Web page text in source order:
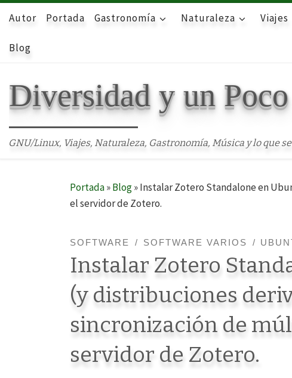
Skip to content
Autor Portada Gastronomía Naturaleza Viajes
Blog
Diversidad y un
GNU/Linux, Viajes, Naturaleza, Gastronomía, Música y lo que
Portada»Blog»Instalar Zotero Standalone en
el servidor de Zotero.
SOFTWARE SOFTWARE VARIOS
Instalar Zotero
(y distribuciones
sincronización de
servidor de Zotero.